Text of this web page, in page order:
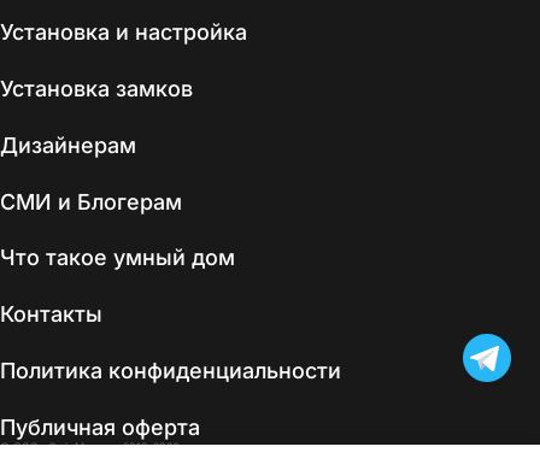
Установка и настройка
Установка замков
Дизайнерам
СМИ и Блогерам
Что такое умный дом
Контакты
Политика конфиденциальности
Публичная оферта
© ООО «СофтМастер» 2019–2026